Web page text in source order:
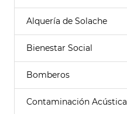
Alquería de Solache
Bienestar Social
Bomberos
Contaminación Acústica